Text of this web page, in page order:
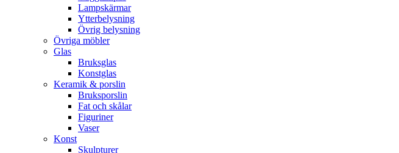
Lampskärmar
Ytterbelysning
Övrig belysning
Övriga möbler
Glas
Bruksglas
Konstglas
Keramik & porslin
Bruksporslin
Fat och skålar
Figuriner
Vaser
Konst
Skulpturer